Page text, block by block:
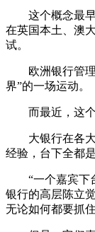
这个概念最
在英国本土、澳
试。
欧洲银行管
界”的一场运动。
而最近，这
大银行在各
经验，台下全都
“一个嘉宾下
银行的高层陈立
无论如何都要抓住